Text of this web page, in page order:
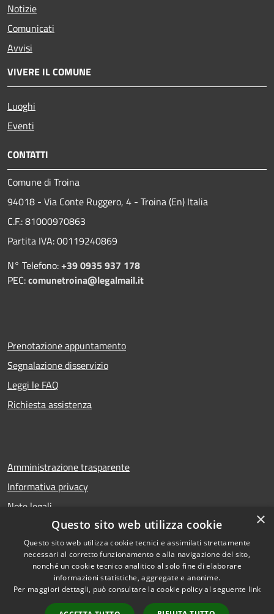
Notizie
Comunicati
Avvisi
VIVERE IL COMUNE
Luoghi
Eventi
CONTATTI
Comune di Troina
94018 - Via Conte Ruggero, 4 - Troina (En) Italia
C.F.: 81000970863
Partita IVA: 00119240869
N° Telefono:+39 0935 937 178
PEC:comunetroina@legalmail.it
Prenotazione appuntamento
Segnalazione disservizio
Leggi le FAQ
Richiesta assistenza
Amministrazione trasparente
Informativa privacy
Note legali
Dichiarazione di accessibilità
Accessibilità
Copyright © 2026 • Comune di
Troina • Powered by
Municipium• Accesso
×
Questo sito web utilizza cookie
Questo sito web utilizza cookie tecnici e assimilati strettamente
necessari al corretto funzionamento e alla navigazione del sito,
nonché un cookie tecnico analitico al solo fine di elaborare
informazioni statistiche, aggregate e anonime.
Per maggiori dettagli, può consultare la cookie policy al seguente link